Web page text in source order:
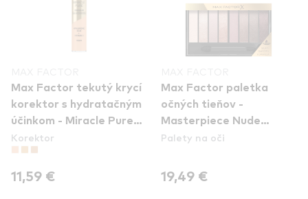
Max Factor tekutý krycí
korektor s hydratačným
účinkom - Miracle Pure
Concealer - 10
Korektor
11,59 €
Max Factor paletka
očných tieňov -
Masterpiece Nude
Palette - 003 Rose
Palety na oči
19,49 €